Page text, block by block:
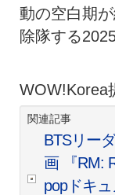
動の空白期
除隊する
WOW!Korea
関連記事
BTSリー
画 『RM:
popドキ